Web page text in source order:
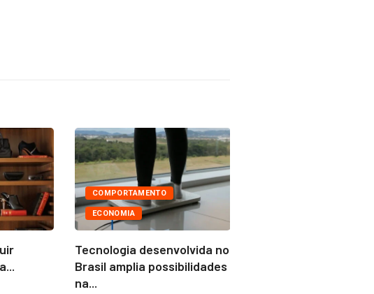
COMPORTAMENTO
ECONOMIA
Tecnologia desenvolvida no
Brasil amplia possibilidades
na...